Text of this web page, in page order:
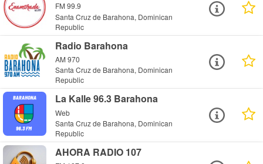
FM 99.9
Santa Cruz de Barahona, Dominican
Republic
Radio Barahona
AM 970
Santa Cruz de Barahona, Dominican
Republic
La Kalle 96.3 Barahona
Web
Santa Cruz de Barahona, Dominican
Republic
AHORA RADIO 107